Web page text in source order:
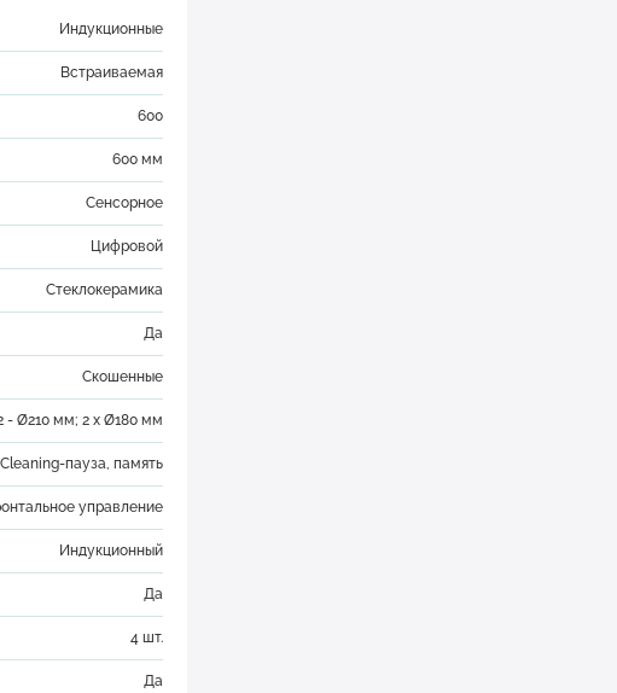
Индукционные
Встраиваемая
600
600 мм
Сенсорное
Цифровой
Стеклокерамика
Да
Скошенные
- Ø210 мм; 2 x Ø180 мм
Cleaning-пауза, память
управление
Индукционный
Да
4 шт.
Да